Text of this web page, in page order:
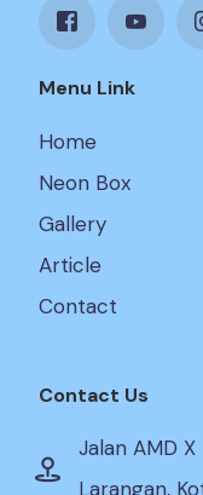
Menu Link
Home
Neon Box
Gallery
Article
Contact
Contact Us
Jalan AMD
Larangan,